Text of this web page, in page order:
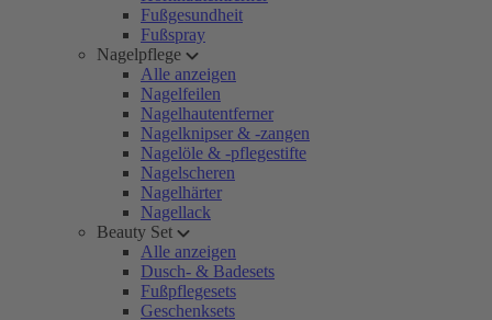
Fußgesundheit
Fußspray
Nagelpflege
Alle anzeigen
Nagelfeilen
Nagelhautentferner
Nagelknipser & -zangen
Nagelöle & -pflegestifte
Nagelscheren
Nagelhärter
Nagellack
Beauty Set
Alle anzeigen
Dusch- & Badesets
Fußpflegesets
Geschenksets